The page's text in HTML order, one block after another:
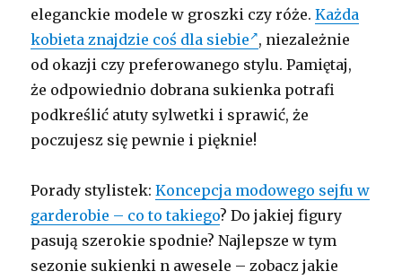
eleganckie modele w groszki czy róże.Każda
kobieta znajdzie coś dla siebie , niezależnie
od okazji czy preferowanego stylu. Pamiętaj,
że odpowiednio dobrana sukienka potrafi
podkreślić atuty sylwetki i sprawić, że
poczujesz się pewnie i pięknie!
Porady stylistek:Koncepcja modowego sejfu w
garderobie – co to takiego? Do jakiej figury
pasują szerokie spodnie? Najlepsze w tym
sezonie sukienki n awesele – zobacz jakie